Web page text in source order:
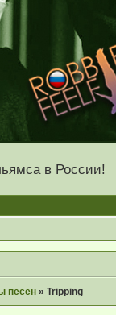
в России!
песен »Tripping